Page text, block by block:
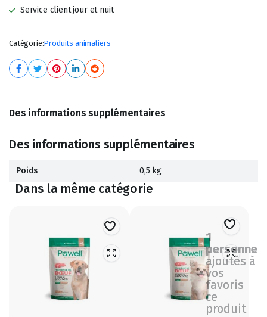
Service client jour et nuit
Catégorie:Produits animaliers
Des informations supplémentaires
Des informations supplémentaires
Poids 0,5 kg
Dans la même catégorie
1
personne
ajoutés à
vos
favoris
ce
produit